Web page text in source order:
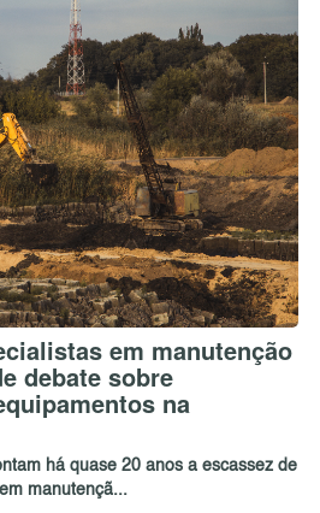
em manutenção
debate sobre
na
há quase 20 anos a escassez de
manutençã...